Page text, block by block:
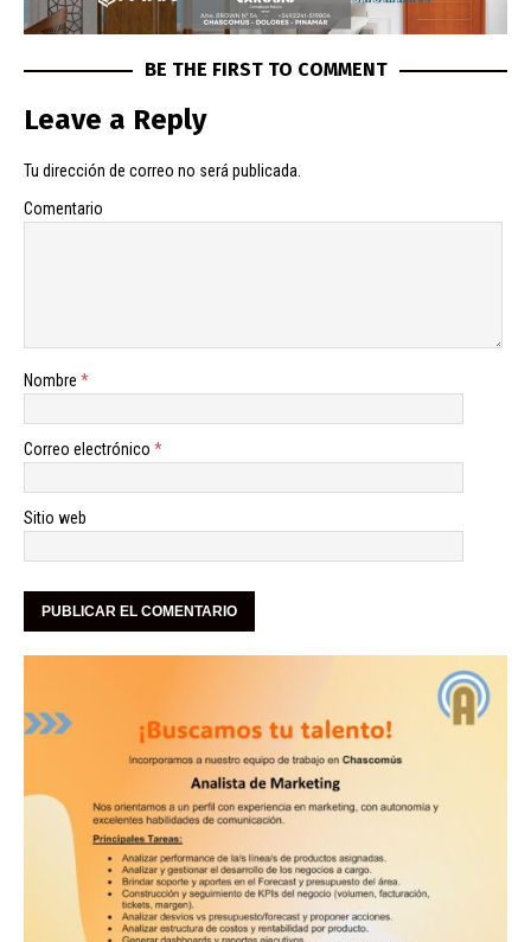
BE THE FIRST TO COMMENT
Leave a Reply
Tu dirección de correo no será publicada.
Comentario
Nombre *
Correo electrónico *
Sitio web